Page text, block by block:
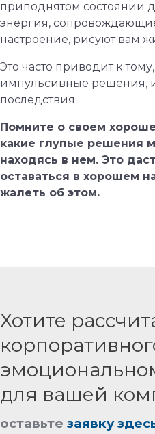
приподнятом состоянии
энергия,
настроение, рисуют вам
Это часто приводит к
импульсивные решения,
последствия.
Помните о своем
какие глупые решения
находясь в нем. Это
оставаться в хорошем
жалеть об этом.
Хотите
для вашей
оставьте заявку